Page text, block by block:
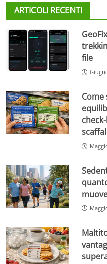
ARTICOLI RECENTI
file